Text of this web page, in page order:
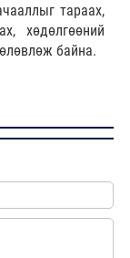
тараах,
хөдөлгөөний
байна.